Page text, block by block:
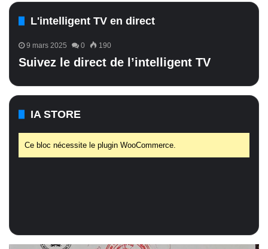
L'intelligent TV en direct
9 mars 2025 0 190
Suivez le direct de l’intelligent TV
IA STORE
Ce bloc nécessite le plugin WooCommerce.